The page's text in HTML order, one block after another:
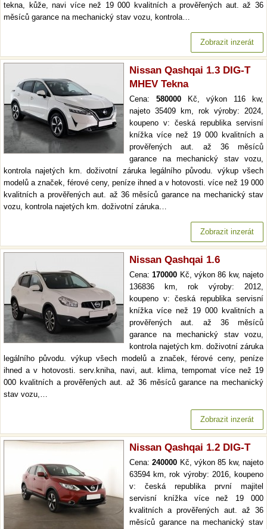
tekna, kůže, navi více než 19 000 kvalitních a prověřených aut. až 36
měsíců garance na mechanický stav vozu, kontrola…
Zobrazit inzerát
Nissan Qashqai 1.3 DIG-T
MHEV Tekna
Cena: 580000 Kč, výkon 116 kw,
najeto 35409 km, rok výroby: 2024,
koupeno v: česká republika servisní
knížka více než 19 000 kvalitních a
prověřených aut. až 36 měsíců
garance na mechanický stav vozu,
kontrola najetých km. doživotní záruka legálního původu. výkup všech
modelů a značek, férové ceny, peníze ihned a v hotovosti. více než 19 000
kvalitních a prověřených aut. až 36 měsíců garance na mechanický stav
vozu, kontrola najetých km. doživotní záruka…
Zobrazit inzerát
Nissan Qashqai 1.6
Cena:170000 Kč, výkon 86 kw, najeto
136836 km, rok výroby: 2012,
koupeno v: česká republika servisní
knížka více než 19 000 kvalitních a
prověřených aut. až 36 měsíců
garance na mechanický stav vozu,
kontrola najetých km. doživotní záruka
legálního původu. výkup všech modelů a značek, férové ceny, peníze
ihned a v hotovosti. serv.kniha, navi, aut. klima, tempomat více než 19
000 kvalitních a prověřených aut. až 36 měsíců garance na mechanický
stav vozu,…
Zobrazit inzerát
Nissan Qashqai 1.2 DIG-T
Cena:240000 Kč, výkon 85 kw, najeto
63594 km, rok výroby: 2016, koupeno
v: česká republika první majitel
servisní knížka více než 19 000
kvalitních a prověřených aut. až 36
měsíců garance na mechanický stav